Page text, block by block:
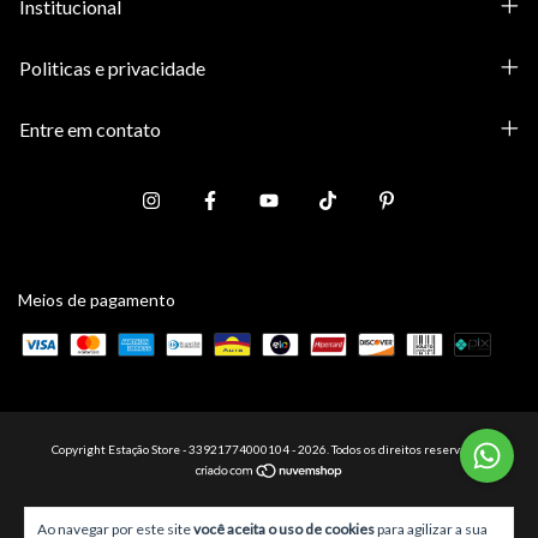
Ao navegar por este sitevocê aceita o uso de cookiespara agilizar a sua
Institucional
Politicas e privacidade
Entre em contato
Meios de pagamento
Copyright Estação Store - 33921774000104 - 2026. Todos os direitos reservados.